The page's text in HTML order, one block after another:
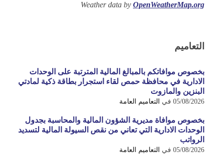
Weather data by OpenWeatherMap.org
التعاميم
بخصوص موافاتكم بالمبالغ المالية المترتبة على الوحدات
الادارية في محافظة حمص لقاء استجرار بطاقة ذكية لمادتي
البنزين والمازوت
05/08/2026 في التعاميم العامة
بخصوص موافاة مديرية الشؤون المالية والمحاسبة بجدول
الوحدات الادارية التي تعاني من نقص السيولة المالية لتسديد
الرواتب
05/08/2026 في التعاميم العامة